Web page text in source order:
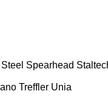
Spearhead
Treffler Unia